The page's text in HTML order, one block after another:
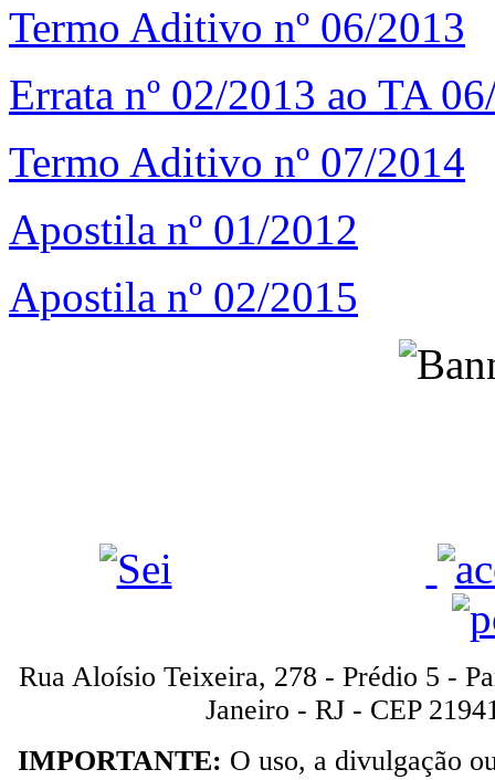
Termo Aditivo nº 06/2013
Errata nº 02/2013 ao TA
Termo Aditivo nº 07/2014
Apostila nº 01/2012
Apostila nº 02/2015
Rua Aloísio Teixeira, 278 - Prédio 5 -
Janeiro - RJ - CEP
IMPORTANTE: O uso, a divulgação